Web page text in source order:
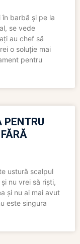
barbă și pe la
se vede
au chef să
o soluție mai
pentru
PENTRU
ustură scalpul
nu vrei să riști,
și nu ai mai avut
este singura